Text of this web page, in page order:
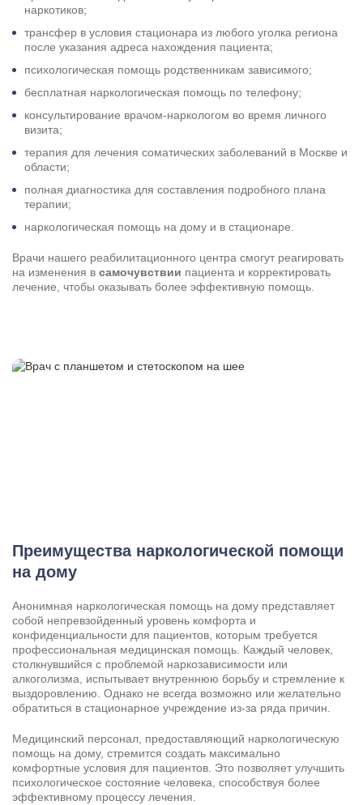
наркотиков;
трансфер в условия стационара из любого уголка региона
после указания адреса нахождения пациента;
психологическая помощь родственникам зависимого;
бесплатная наркологическая помощь по телефону;
консультирование врачом-наркологом во время личного
визита;
терапия для лечения соматических заболеваний в Москве и
области;
полная диагностика для составления подробного плана
терапии;
наркологическая помощь на дому и в стационаре.
Врачи нашего реабилитационного центра смогут реагировать
на изменения в самочувствии пациента и корректировать
лечение, чтобы оказывать более эффективную помощь.
Преимущества наркологической помощи
на дому
Анонимная наркологическая помощь на дому представляет
собой непревзойденный уровень комфорта и
конфиденциальности для пациентов, которым требуется
профессиональная медицинская помощь. Каждый человек,
столкнувшийся с проблемой наркозависимости или
алкоголизма, испытывает внутреннюю борьбу и стремление к
выздоровлению. Однако не всегда возможно или желательно
обратиться в стационарное учреждение из-за ряда причин.
Медицинский персонал, предоставляющий наркологическую
помощь на дому, стремится создать максимально
комфортные условия для пациентов. Это позволяет улучшить
психологическое состояние человека, способствуя более
эффективному процессу лечения.
Нажимая кнопку я соглашаюсь сполитикой конфиденциальности
пользовательским соглашением
Нажимая кнопку я соглашаюсь сполитикой конфиденциальности
ипользовательским соглашением
Отправить